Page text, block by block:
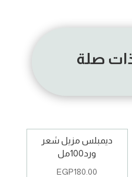
صلة
ديمبلس مزيل شعر
ورد100مل
EGP180.00